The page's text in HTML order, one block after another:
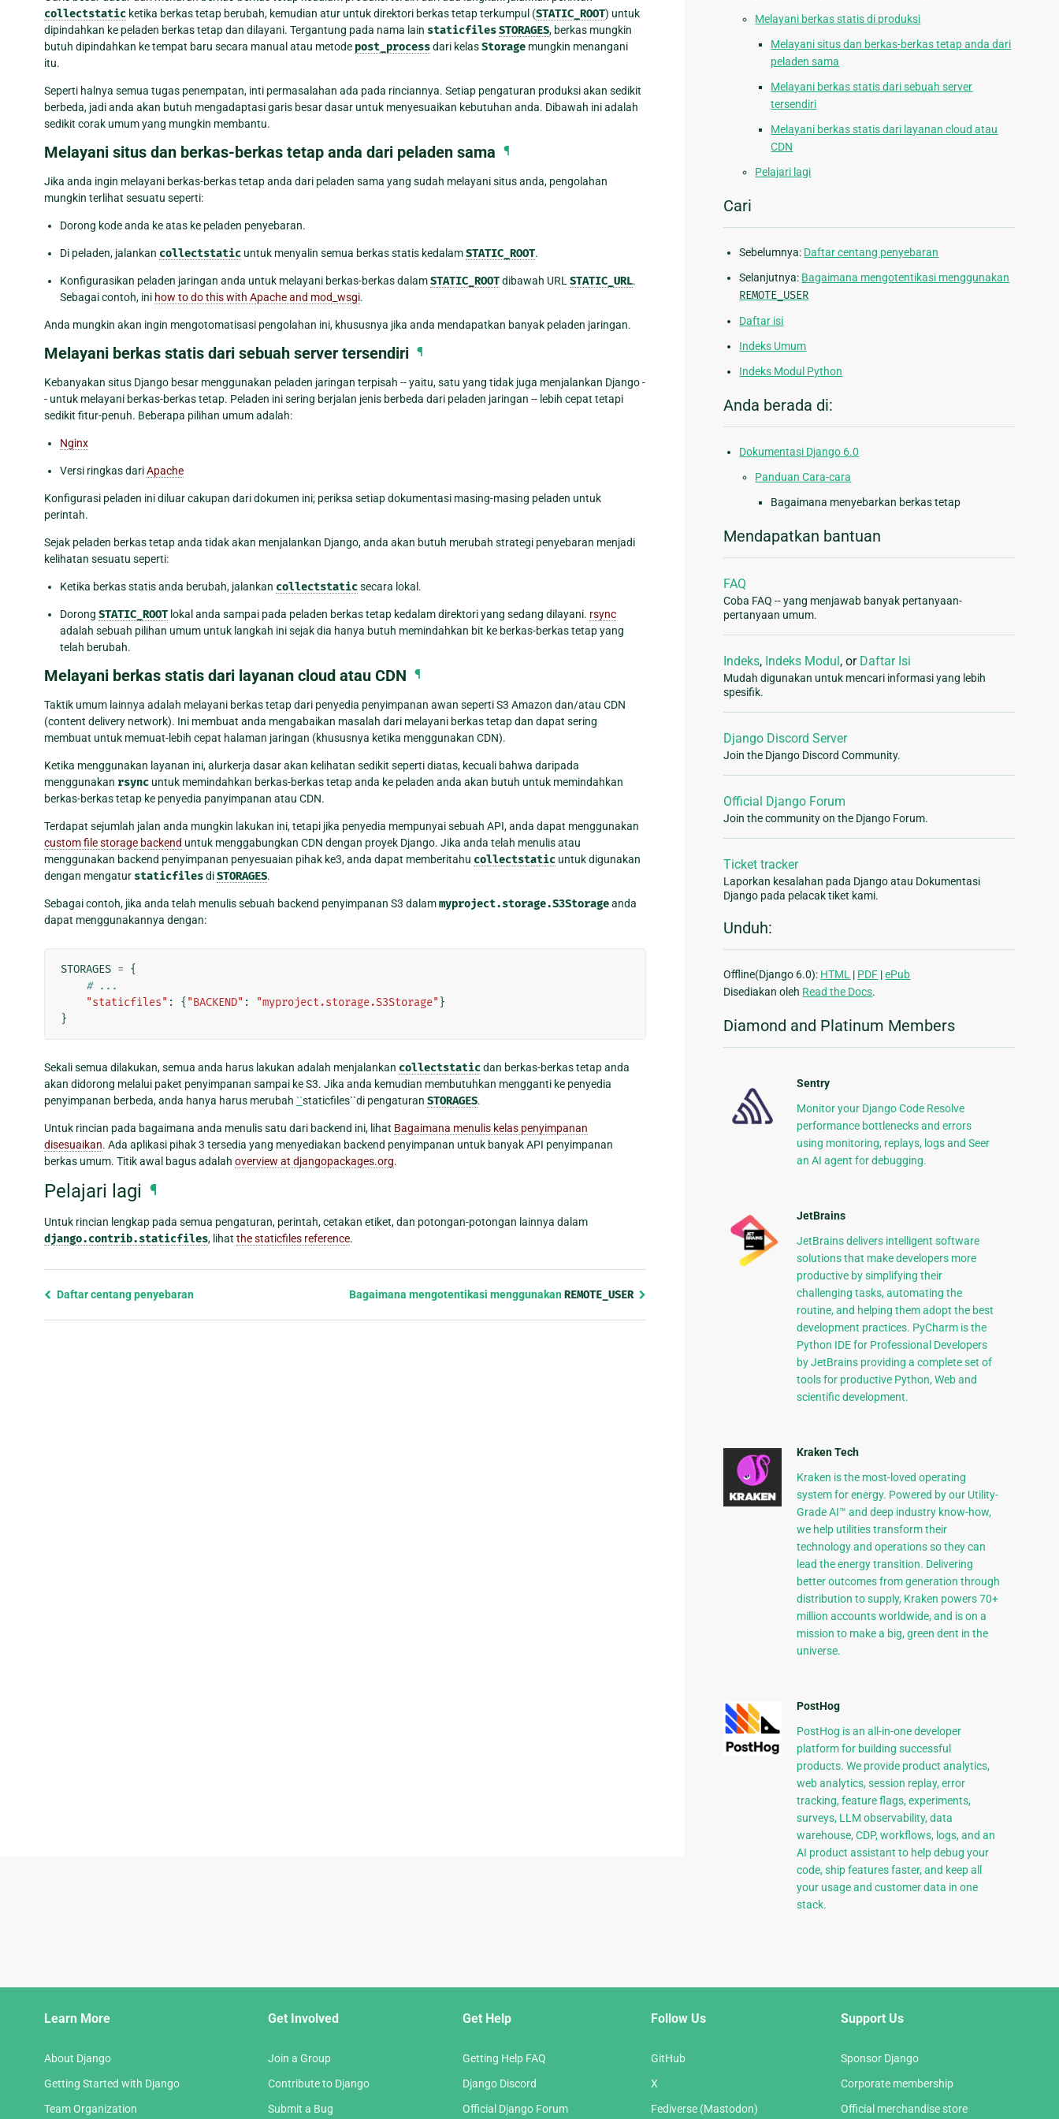
collectstatic ketika berkas tetap berubah, kemudian atur untuk direktori berkas tetap terkumpul (STATIC_ROOT) untuk
dipindahkan ke peladen berkas tetap dan dilayani. Tergantung pada nama lain staticfilesSTORAGES, berkas mungkin
butuh dipindahkan ke tempat baru secara manual atau metode post_processdari kelasStorage mungkin menangani
itu.
Seperti halnya semua tugas penempatan, inti permasalahan ada pada rinciannya. Setiap pengaturan produksi akan sedikit
berbeda, jadi anda akan butuh mengadaptasi garis besar dasar untuk menyesuaikan kebutuhan anda. Dibawah ini adalah
sedikit corak umum yang mungkin membantu.
Melayani situs dan berkas-berkas tetap anda dari peladen sama ¶
Jika anda ingin melayani berkas-berkas tetap anda dari peladen sama yang sudah melayani situs anda, pengolahan
mungkin terlihat sesuatu seperti:
Dorong kode anda ke atas ke peladen penyebaran.
Di peladen, jalankan collectstatic untuk menyalin semua berkas statis kedalamSTATIC_ROOT.
Konfigurasikan peladen jaringan anda untuk melayani berkas-berkas dalamSTATIC_ROOTdibawah URL STATIC_URL.
Sebagai contoh, ini how to do this with Apache and mod_wsgi.
Anda mungkin akan ingin mengotomatisasi pengolahan ini, khususnya jika anda mendapatkan banyak peladen jaringan.
Melayani berkas statis dari sebuah server tersendiri ¶
Kebanyakan situs Django besar menggunakan peladen jaringan terpisah -- yaitu, satu yang tidak juga menjalankan Django -
- untuk melayani berkas-berkas tetap. Peladen ini sering berjalan jenis berbeda dari peladen jaringan -- lebih cepat tetapi
sedikit fitur-penuh. Beberapa pilihan umum adalah:
Nginx
Versi ringkas dariApache
Konfigurasi peladen ini diluar cakupan dari dokumen ini; periksa setiap dokumentasi masing-masing peladen untuk
perintah.
Sejak peladen berkas tetap anda tidak akan menjalankan Django, anda akan butuh merubah strategi penyebaran menjadi
kelihatan sesuatu seperti:
Ketika berkas statis anda berubah, jalankan collectstaticsecara lokal.
Dorong STATIC_ROOT lokal anda sampai pada peladen berkas tetap kedalam direktori yang sedang dilayani. rsync
adalah sebuah pilihan umum untuk langkah ini sejak dia hanya butuh memindahkan bit ke berkas-berkas tetap yang
telah berubah.
Melayani berkas statis dari layanan cloud atau CDN ¶
Taktik umum lainnya adalah melayani berkas tetap dari penyedia penyimpanan awan seperti S3 Amazon dan/atau CDN
(content delivery network). Ini membuat anda mengabaikan masalah dari melayani berkas tetap dan dapat sering
membuat untuk memuat-lebih cepat halaman jaringan (khususnya ketika menggunakan CDN).
Ketika menggunakan layanan ini, alurkerja dasar akan kelihatan sedikit seperti diatas, kecuali bahwa daripada
menggunakan rsync untuk memindahkan berkas-berkas tetap anda ke peladen anda akan butuh untuk memindahkan
berkas-berkas tetap ke penyedia panyimpanan atau CDN.
Terdapat sejumlah jalan anda mungkin lakukan ini, tetapi jika penyedia mempunyai sebuah API, anda dapat menggunakan
custom file storage backend untuk menggabungkan CDN dengan proyek Django. Jika anda telah menulis atau
menggunakan backend penyimpanan penyesuaian pihak ke3, anda dapat memberitahu collectstatic untuk digunakan
dengan mengatur staticfilesdiSTORAGES.
Sebagai contoh, jika anda telah menulis sebuah backend penyimpanan S3 dalammyproject.storage.S3Storageanda
dapat menggunakannya dengan:
STORAGES = {
# ...
"staticfiles" : { "BACKEND" : "myproject.storage.S3Storage" }
}
Sekali semua dilakukan, semua anda harus lakukan adalah menjalankan collectstaticdan berkas-berkas tetap anda
akan didorong melalui paket penyimpanan sampai ke S3. Jika anda kemudian membutuhkan mengganti ke penyedia
penyimpanan berbeda, anda hanya harus merubah ``staticfiles``di pengaturan STORAGES.
Untuk rincian pada bagaimana anda menulis satu dari backend ini, lihat Bagaimana menulis kelas penyimpanan
disesuaikan. Ada aplikasi pihak 3 tersedia yang menyediakan backend penyimpanan untuk banyak API penyimpanan
berkas umum. Titik awal bagus adalah overview at djangopackages.org.
Pelajari lagi ¶
Untuk rincian lengkap pada semua pengaturan, perintah, cetakan etiket, dan potongan-potongan lainnya dalam
django.contrib.staticfiles, lihat the staticfiles reference.
Previous
Daftar centang penyebaran Bagaimana mengotentikasi menggunakanREMOTE_USER
Melayani berkas statis di produksi
Melayani situs dan berkas-berkas tetap anda dari
peladen sama
Melayani berkas statis dari sebuah server
tersendiri
Melayani berkas statis dari layanan cloud atau
CDN
Pelajari lagi
Cari
Sebelumnya: Daftar centang penyebaran
Selanjutnya: Bagaimana mengotentikasi menggunakan
REMOTE_USER
Daftar isi
Indeks Umum
Indeks Modul Python
Anda berada di:
Dokumentasi Django 6.0
Panduan Cara-cara
Bagaimana menyebarkan berkas tetap
Mendapatkan bantuan
FAQ
Coba FAQ -- yang menjawab banyak pertanyaan-
pertanyaan umum.
Indeks, Indeks Modul , or Daftar Isi
Mudah digunakan untuk mencari informasi yang lebih
spesifik.
Django Discord Server
Join the Django Discord Community.
Official Django Forum
Join the community on the Django Forum.
Ticket tracker
Laporkan kesalahan pada Django atau Dokumentasi
Django pada pelacak tiket kami.
Unduh:
Offline(Django 6.0): HTML | PDF |ePub
Disediakan oleh Read the Docs.
Diamond and Platinum Members
Sentry
Monitor your Django Code Resolve
performance bottlenecks and errors
using monitoring, replays, logs and Seer
an AI agent for debugging.
JetBrains
JetBrains delivers intelligent software
solutions that make developers more
productive by simplifying their
challenging tasks, automating the
routine, and helping them adopt the best
development practices. PyCharm is the
Python IDE for Professional Developers
by JetBrains providing a complete set of
tools for productive Python, Web and
scientific development.
Kraken Tech
Kraken is the most-loved operating
system for energy. Powered by our Utility-
Grade AI™ and deep industry know-how,
we help utilities transform their
technology and operations so they can
lead the energy transition. Delivering
better outcomes from generation through
distribution to supply, Kraken powers 70+
million accounts worldwide, and is on a
mission to make a big, green dent in the
universe.
PostHog
PostHog is an all-in-one developer
platform for building successful
products. We provide product analytics,
web analytics, session replay, error
tracking, feature flags, experiments,
surveys, LLM observability, data
warehouse, CDP, workflows, logs, and an
AI product assistant to help debug your
code, ship features faster, and keep all
your usage and customer data in one
stack.
Learn More
About Django
Getting Started with Django
Team Organization
Get Involved
Join a Group
Contribute to Django
Submit a Bug
Get Help
Getting Help FAQ
Django Discord
Official Django Forum
Follow Us
GitHub
X
Fediverse (Mastodon)
Support Us
Sponsor Django
Corporate membership
Official merchandise store